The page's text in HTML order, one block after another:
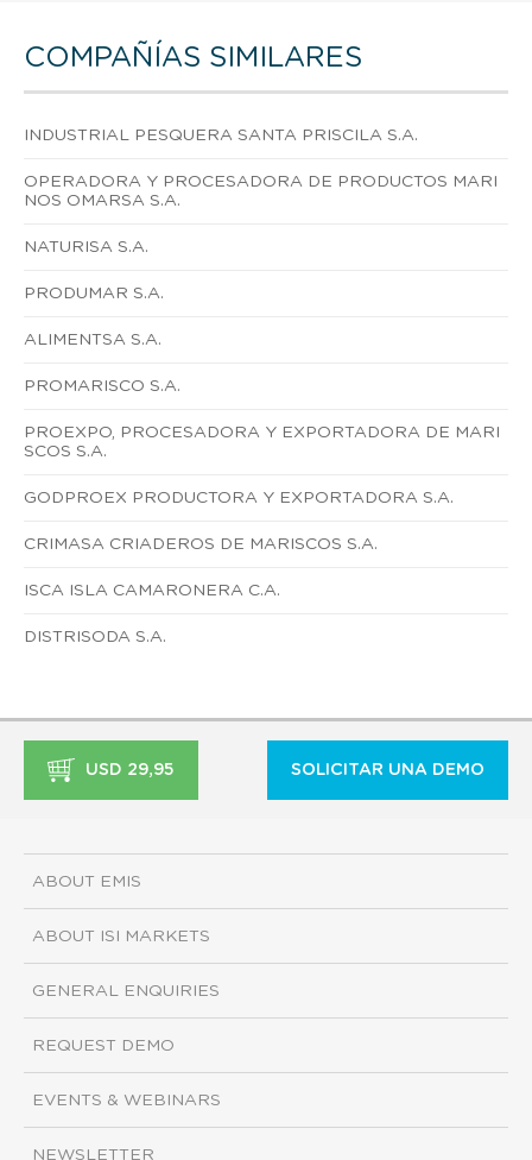
COMPAÑÍAS SIMILARES
INDUSTRIAL PESQUERA SANTA PRISCILA S.A.
OPERADORA Y PROCESADORA DE PRODUCTOS MARI
NOS OMARSA S.A.
NATURISA S.A.
PRODUMAR S.A.
ALIMENTSA S.A.
PROMARISCO S.A.
PROEXPO, PROCESADORA Y EXPORTADORA DE MARI
SCOS S.A.
GODPROEX PRODUCTORA Y EXPORTADORA S.A.
CRIMASA CRIADEROS DE MARISCOS S.A.
ISCA ISLA CAMARONERA C.A.
DISTRISODA S.A.
USD 29,95 SOLICITAR UNA DEMO
ABOUT EMIS
ABOUT ISI MARKETS
GENERAL ENQUIRIES
REQUEST DEMO
EVENTS & WEBINARS
NEWSLETTER